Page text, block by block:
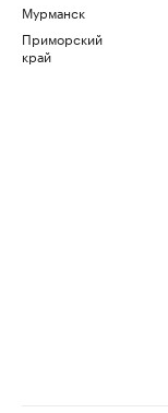
Мурманск
Приморский
край